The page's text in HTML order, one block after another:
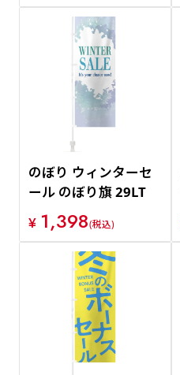
のぼり ウィンターセ
ール のぼり旗 29LT
¥ 1,398(税込)